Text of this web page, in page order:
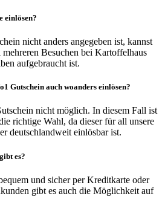
einlösen?
nicht anders angegeben ist, kannst
Besuchen bei Kartoffelhaus
aufgebraucht ist.
Gutschein auch woanders einlösen?
nicht möglich. In diesem Fall ist
richtige Wahl, da dieser für all unsere
deutschlandweit einlösbar ist.
es?
und sicher per Kreditkarte oder
gibt es auch die Möglichkeit auf